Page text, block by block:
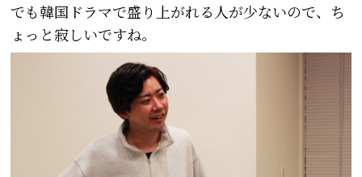
でも韓国ドラマで盛り上がれる人が少ないので、ち
ょっと寂しいですね。